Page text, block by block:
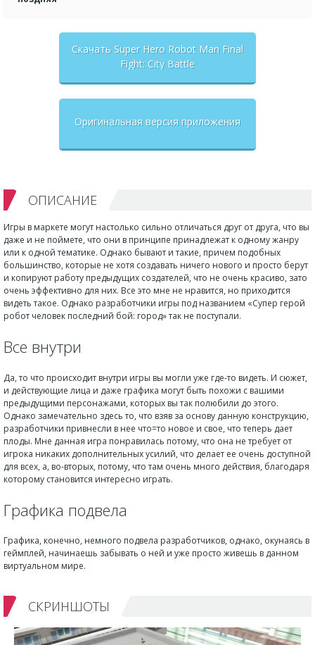
Скачать Super Hero Robot Man Final
Fight: City Battle
Оригинальная версия приложения
ОПИСАНИЕ
Игры в маркете могут настолько сильно отличаться друг от друга, что вы
даже и не поймете, что они в принципе принадлежат к одному жанру
или к одной тематике. Однако бывают и такие, причем подобных
большинство, которые не хотя создавать ничего нового и просто берут
и копируют работу предыдущих создателей, что не очень красиво, зато
очень эффективно для них. Все это мне не нравится, но приходится
видеть такое. Однако разработчики игры под названием «Супер герой
робот человек последний бой: город» так не поступали.
Все внутри
Да, то что происходит внутри игры вы могли уже где-то видеть. И сюжет,
и действующие лица и даже графика могут быть похожи с вашими
предыдущими персонажами, которых вы так полюбили до этого.
Однако замечательно здесь то, что взяв за основу данную конструкцию,
разработчики привнесли в нее что=то новое и свое, что теперь дает
плоды. Мне данная игра понравилась потому, что она не требует от
игрока никаких дополнительных усилий, что делает ее очень доступной
для всех, а, во-вторых, потому, что там очень много действия, благодаря
которому становится интересно играть.
Графика подвела
Графика, конечно, немного подвела разработчиков, однако, окунаясь в
геймплей, начинаешь забывать о ней и уже просто живешь в данном
виртуальном мире.
СКРИНШОТЫ